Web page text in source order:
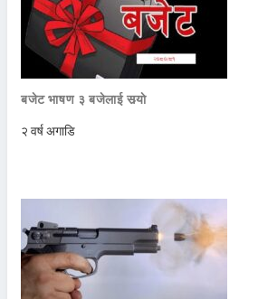
बजेट भाषण ३ बजेलाई सर्‍याे
२ वर्ष अगाडि